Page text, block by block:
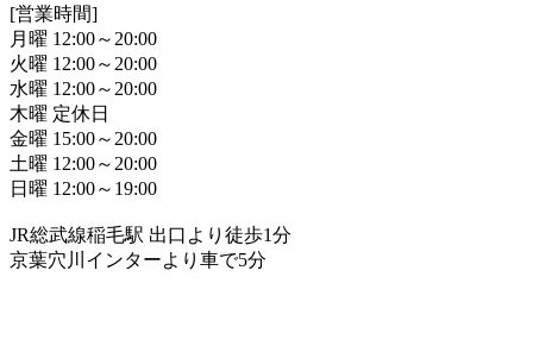
[営業時間]
月曜 12:00～20:00
火曜 12:00～20:00
水曜 12:00～20:00
木曜 定休日
金曜 15:00～20:00
土曜 12:00～20:00
日曜 12:00～19:00
JR総武線稲毛駅 出口より徒歩1分
京葉穴川インターより車で5分